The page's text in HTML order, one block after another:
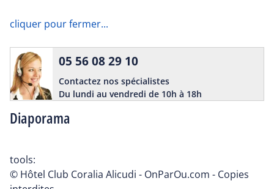
cliquer pour fermer...
Diaporama
05 56 08 29 10
Contactez nos spécialistes
Du lundi au vendredi de 10h à 18h
tools:
© Hôtel Club Coralia Alicudi - OnParOu.com - Copies